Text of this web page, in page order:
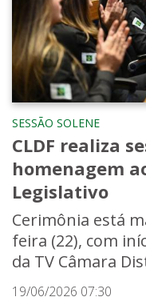
SESSÃO SOLENE
CLDF realiza
homenagem
Legislativo
Cerimônia está
feira (22), com
da TV Câmara
19/06/2026 07:30